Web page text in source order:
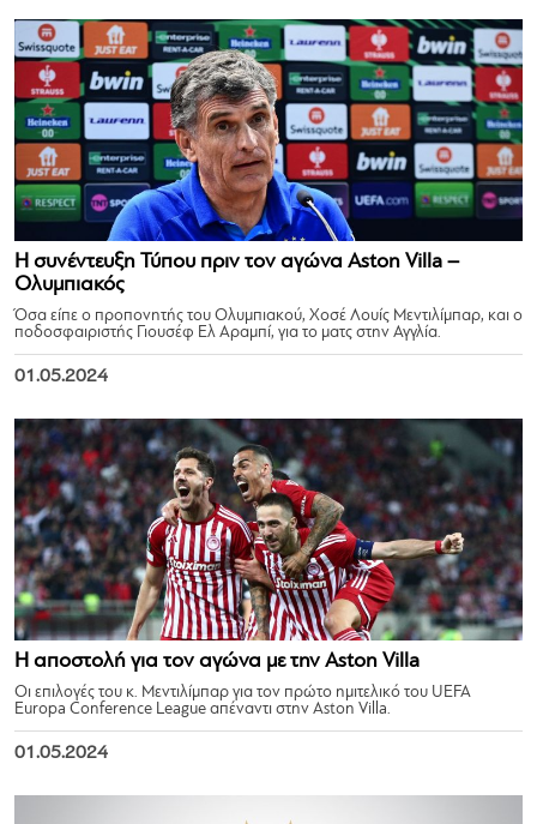
Η συνέντευξη Τύπου πριν τον αγώνα Aston Villa –
Ολυμπιακός
Όσα είπε ο προπονητής του Ολυμπιακού, Χοσέ Λουίς Μεντιλίμπαρ, και ο
ποδοσφαιριστής Γιουσέφ Ελ Αραμπί, για το ματς στην Αγγλία.
01.05.2024
Η αποστολή για τον αγώνα με την Aston Villa
Οι επιλογές του κ. Μεντιλίμπαρ για τον πρώτο ημιτελικό του UEFA
Europa Conference League απέναντι στην Aston Villa.
01.05.2024